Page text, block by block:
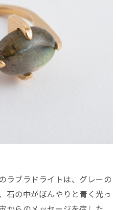
ラブラドライトは、グレーの
石の中がぼんやりと青く光っ